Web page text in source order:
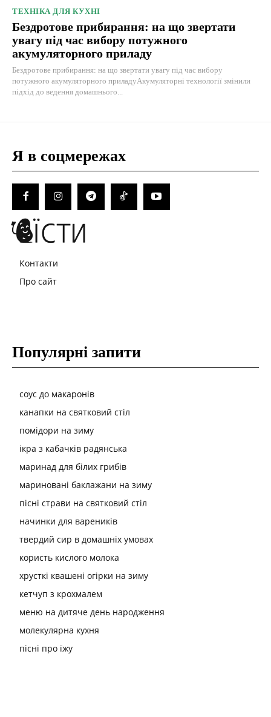
ТЕХНІКА ДЛЯ КУХНІ
Бездротове прибирання: на що звертати
увагу під час вибору потужного
акумуляторного приладу
Бездротове прибирання: на що звертати увагу під час вибору
потужного акумуляторного приладуАкумуляторні технології змінили
підхід до ведення домашнього...
Я в соцмережах
Контакти
Про сайт
Популярні запити
соус до макаронів
канапки на святковий стіл
помідори на зиму
ікра з кабачків радянська
маринад для білих грибів
мариновані баклажани на зиму
пісні страви на святковий стіл
начинки для вареників
твердий сир в домашніх умовах
користь кислого молока
хрусткі квашені огірки на зиму
кетчуп з крохмалем
меню на дитяче день народження
молекулярна кухня
пісні про їжу